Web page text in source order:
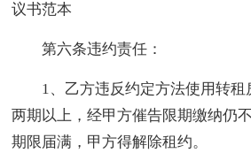
议书范本
第六条违约责任：
1、乙方违反约定方法使用转租
两期以上，经甲方催告限期缴纳仍
期限届满，甲方得解除租约。